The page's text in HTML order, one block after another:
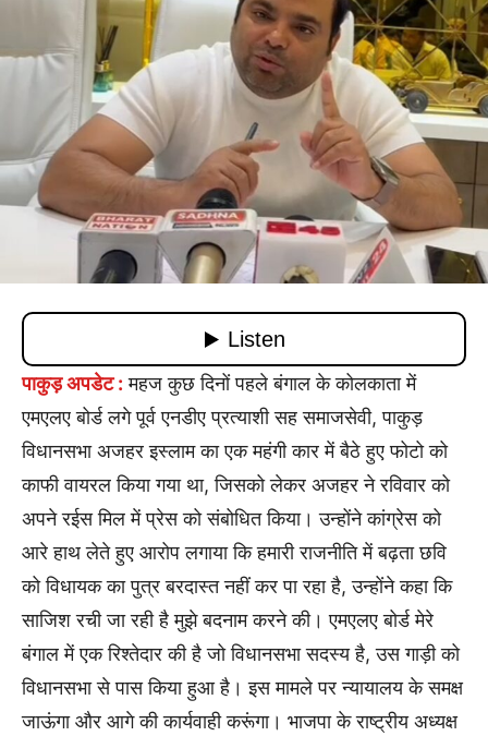
पाकुड़ अपडेट : महज कुछ दिनों पहले बंगाल के कोलकाता में
एमएलए बोर्ड लगे पूर्व एनडीए प्रत्याशी सह समाजसेवी, पाकुड़
विधानसभा अजहर इस्लाम का एक महंगी कार में बैठे हुए फोटो को
काफी वायरल किया गया था, जिसको लेकर अजहर ने रविवार को
अपने रईस मिल में प्रेस को संबोधित किया। उन्होंने कांग्रेस को
आरे हाथ लेते हुए आरोप लगाया कि हमारी राजनीति में बढ़ता छवि
को विधायक का पुत्र बरदास्त नहीं कर पा रहा है, उन्होंने कहा कि
साजिश रची जा रही है मुझे बदनाम करने की। एमएलए बोर्ड मेरे
बंगाल में एक रिश्तेदार की है जो विधानसभा सदस्य है, उस गाड़ी को
विधानसभा से पास किया हुआ है। इस मामले पर न्यायालय के समक्ष
जाऊंगा और आगे की कार्यवाही करूंगा। भाजपा के राष्ट्रीय अध्यक्ष